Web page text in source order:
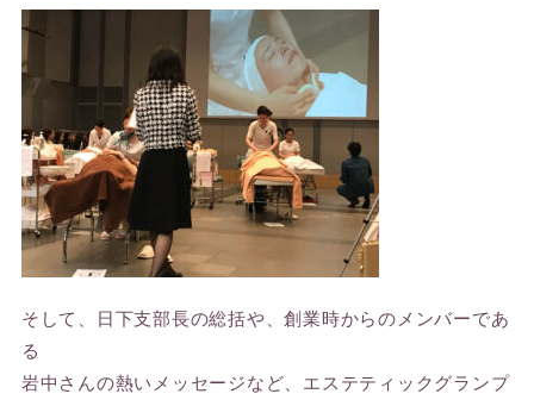
そして、日下支部長の総括や、創業時からのメンバーであ
る
岩中さんの熱いメッセージなど、エステティックグランプ